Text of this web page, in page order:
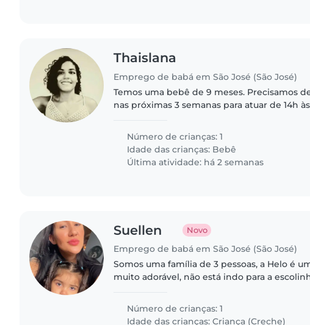
Thaislana
Emprego de babá em São José (São José)
Temos uma bebê de 9 meses. Precisamos
nas próximas 3 semanas para atuar de 14h
Número de crianças: 1
Idade das crianças: Bebê
Última atividade: há 2 semanas
Suellen Novo
Emprego de babá em São José (São José)
Somos uma família de 3 pessoas, a Helo é
muito adorável, não está indo para a
este motivo preciso..
Número de crianças: 1
Idade das crianças:Criança (Creche)